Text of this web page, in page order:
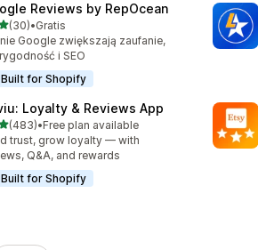
Reviews by RepOcean
5 gwiazdek
(30)liczba recenzji: 30
•Gratis
Google zwiększają zaufanie,
i SEO
Built for Shopify
Loyalty & Reviews App
5 gwiazdek
(483)liczba recenzji: 483
•Free plan available
trust, grow loyalty — with
Q&A, and rewards
Built for Shopify